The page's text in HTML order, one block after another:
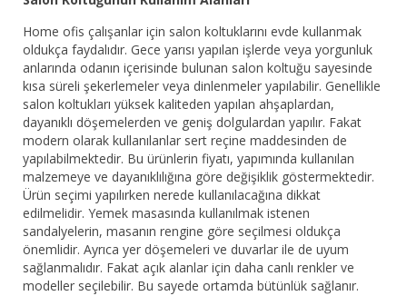
Home ofis çalışanlar için salon koltuklarını evde kullanmak
oldukça faydalıdır. Gece yarısı yapılan işlerde veya yorgunluk
anlarında odanın içerisinde bulunan salon koltuğu sayesinde
kısa süreli şekerlemeler veya dinlenmeler yapılabilir. Genellikle
salon koltukları yüksek kaliteden yapılan ahşaplardan,
dayanıklı döşemelerden ve geniş dolgulardan yapılır. Fakat
modern olarak kullanılanlar sert reçine maddesinden de
yapılabilmektedir. Bu ürünlerin fiyatı, yapımında kullanılan
malzemeye ve dayanıklılığına göre değişiklik göstermektedir.
Ürün seçimi yapılırken nerede kullanılacağına dikkat
edilmelidir. Yemek masasında kullanılmak istenen
sandalyelerin, masanın rengine göre seçilmesi oldukça
önemlidir. Ayrıca yer döşemeleri ve duvarlar ile de uyum
sağlanmalıdır. Fakat açık alanlar için daha canlı renkler ve
modeller seçilebilir. Bu sayede ortamda bütünlük sağlanır.